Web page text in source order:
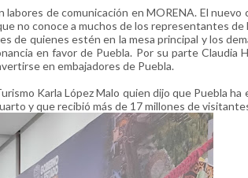
de comunicación en MORENA. El
no conoce a muchos de los representantes
de quienes estén en la mesa principal y los
en favor de Puebla. Por su parte Claudia
en embajadores de Puebla.
Karla López Malo quien dijo que Puebla ha
y que recibió más de 17 millones de